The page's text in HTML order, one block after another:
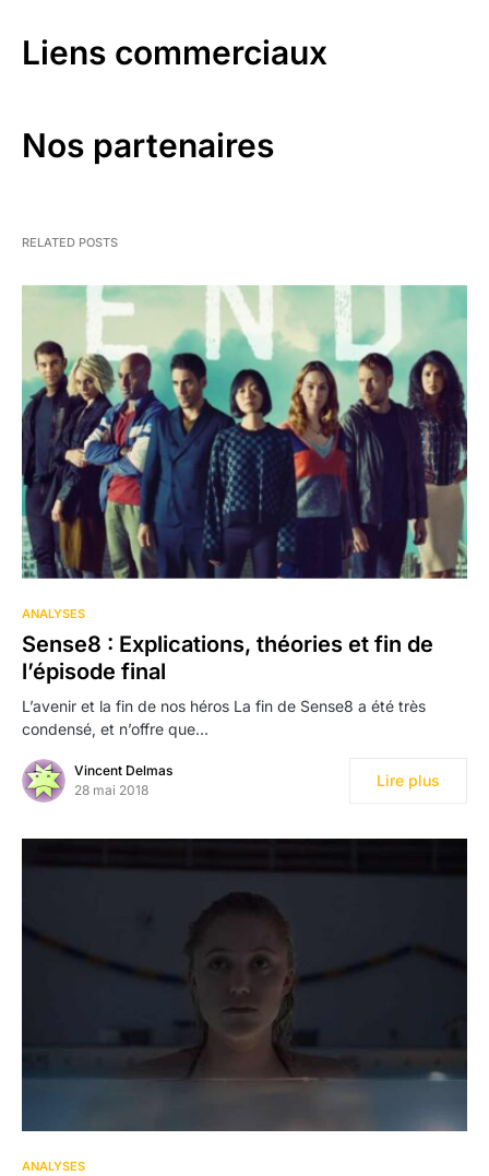
Liens commerciaux
Nos partenaires
RELATED POSTS
ANALYSES
Sense8 : Explications, théories et fin de
l’épisode final
L’avenir et la fin de nos héros La fin de Sense8 a été très
condensé, et n’offre que…
Vincent Delmas
28 mai 2018
Lire plus
ANALYSES